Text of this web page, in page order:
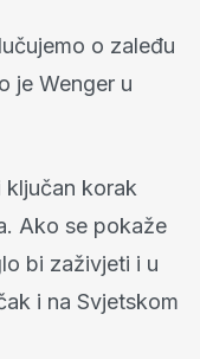
o zaleđu
je Wenger u
ključan korak
Ako se pokaže
bi zaživjeti i u
i na Svjetskom